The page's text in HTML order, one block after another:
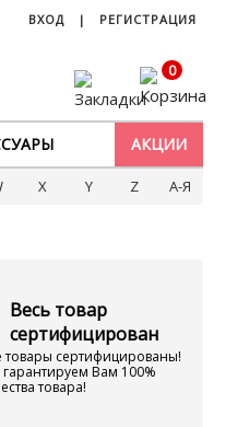
ВХОД | РЕГИСТРАЦИЯ
0
АКЦИИ
X Y Z А-Я
Весь товар
сертифицирован
товары сертифицированы!
Вам 100%
товара!